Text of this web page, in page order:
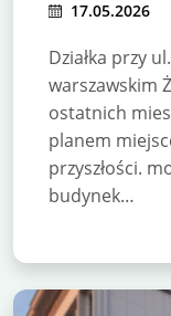
17.05.2026
Działka przy
warszawskim
ostatnich
planem
przyszłości.
budynek…